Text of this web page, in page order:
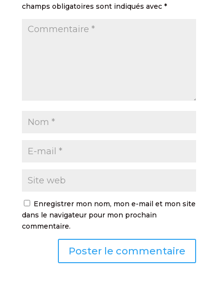
champs obligatoires sont indiqués avec *
Enregistrer mon nom, mon e-mail et mon site
dans le navigateur pour mon prochain
commentaire.